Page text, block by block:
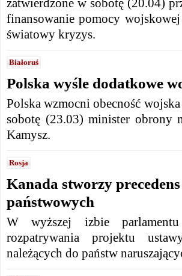
zatwierdzone w sobotę (20.04)
finansowanie pomocy
światowy kryzys.
Białoruś
Polska wyśle ​​dodatkowe
Polska wzmocni obecność
sobotę (23.03) minister obrony
Kamysz.
Rosja
Kanada stworzy
państwowych
W wyższej izbie
rozpatrywania projektu
należących do państw